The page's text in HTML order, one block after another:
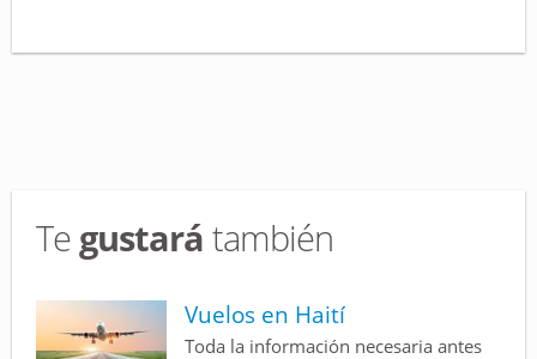
Te gustará también
Vuelos en Haití
Toda la información necesaria antes